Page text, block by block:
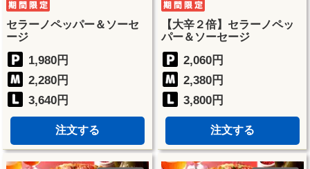
セラーノペッパー＆ソーセ
ージ
1,980円
2,280円
3,640円
注文する
【大辛２倍】セラーノペッ
パー＆ソーセージ
2,060円
2,380円
3,800円
注文する